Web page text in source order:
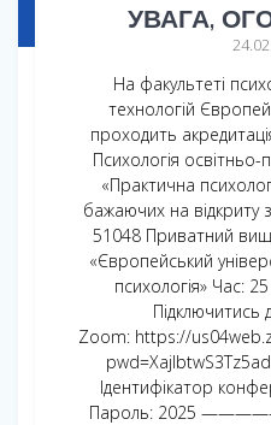
УВАГА,
На факультеті
технологій
проходить
Психологія
«Практична
бажаючих на відкриту
51048 Приватний
«Європейський
психологія» Час:
Підключитись
Zoom: https://
Ідентифікатор
Пароль: 2025